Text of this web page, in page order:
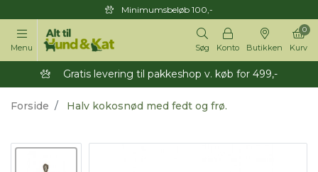
Minimumsbeløb 100,-
Menu Søg Konto Butikken Kurv
0
Gratis levering til pakkeshop v. køb for 499,-
Forside Halv kokosnød med fedt og frø.